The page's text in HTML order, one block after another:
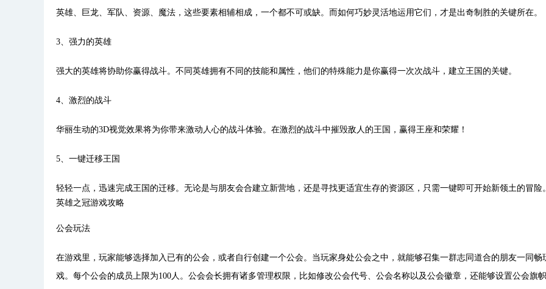
英雄、巨龙、军队、资源、魔法，这些要素相辅相成，一个都不可或缺。而如何巧妙灵活地运用它们，才是出奇制胜的关键所在。
3、强力的英雄
强大的英雄将协助你赢得战斗。不同英雄拥有不同的技能和属性，他们的特殊能力是你赢得一次次战斗，建立王国的关键。
4、激烈的战斗
华丽生动的3D视觉效果将为你带来激动人心的战斗体验。在激烈的战斗中摧毁敌人的王国，赢得王座和荣耀！
5、一键迁移王国
轻轻一点，迅速完成王国的迁移。无论是与朋友会合建立新营地，还是寻找更适宜生存的资源区，只需一键即可开始新领土的冒险。
英雄之冠游戏攻略
公会玩法
在游戏里，玩家能够选择加入已有的公会，或者自行创建一个公会。当玩家身处公会之中，就能够召集一群志同道合的朋友一同畅
戏。每个公会的成员上限为100人。公会会长拥有诸多管理权限，比如修改公会代号、公会名称以及公会徽章，还能够设置公会旗